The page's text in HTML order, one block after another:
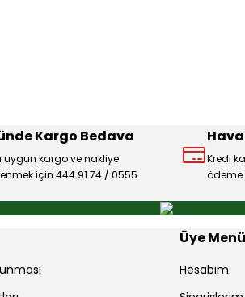
Kargo Bedava
kargo ve nakliye
için 444 91 74 / 0555
Kredi
ödeme
Üye
Hesabım